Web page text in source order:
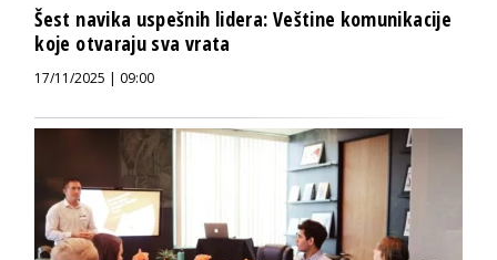
Šest navika uspešnih lidera: Veštine komunikacije
koje otvaraju sva vrata
17/11/2025 | 09:00